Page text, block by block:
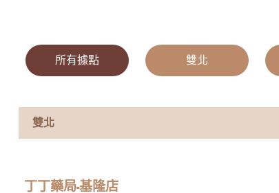
所有據點 雙北
雙北
丁丁藥局-基隆店